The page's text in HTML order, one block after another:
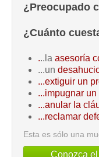
¿Preocupado
¿Cuánto
...la asesoría
...un
...extiguir un
...impugnar
...anular la
...reclamar
Esta es sólo una
Conozca